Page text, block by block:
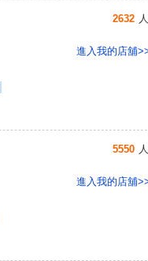
進入我的店舖
2632 人
進入我的店舖
5550 人